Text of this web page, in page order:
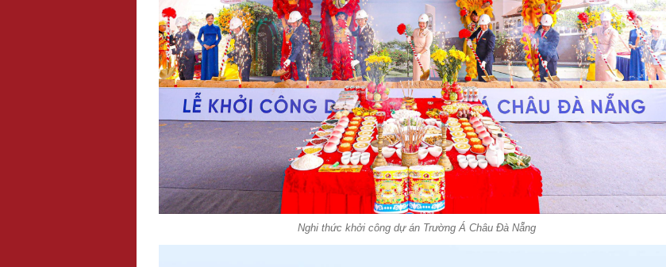
Nghi thức khởi công dự án Trường Á Châu Đà Nẵng